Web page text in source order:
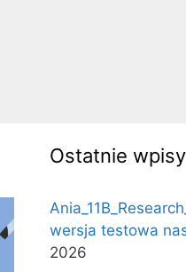
Ostatnie wpisy
wersja testowa
2026